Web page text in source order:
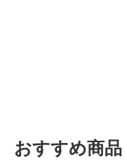
おすすめ商品